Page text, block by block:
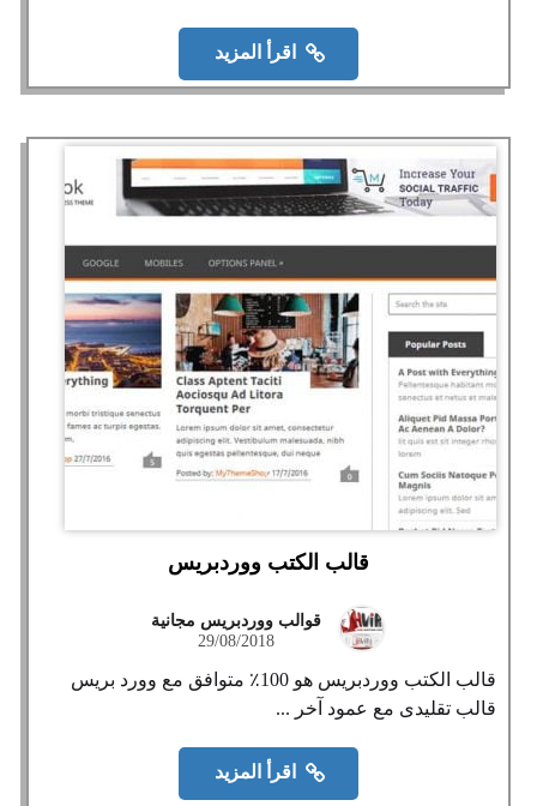
اقرأ المزيد
قالب الكتب ووردبريس
قوالب ووردبريس مجانية
29/08/2018
قالب الكتب ووردبريس هو 100٪ متوافق مع وورد بريس
قالب تقليدى مع عمود آخر ...
اقرأ المزيد